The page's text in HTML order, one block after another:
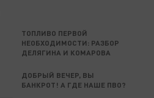
ТОПЛИВО ПЕРВОЙ
НЕОБХОДИМОСТИ: РАЗБОР
ДЕЛЯГИНА И КОМАРОВА
ДОБРЫЙ ВЕЧЕР, ВЫ
БАНКРОТ! А ГДЕ НАШЕ ПВО?